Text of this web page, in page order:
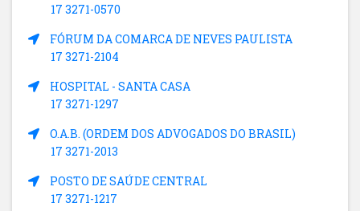
17 3271-0570
FÓRUM DA COMARCA DE NEVES PAULISTA
17 3271-2104
HOSPITAL - SANTA CASA
17 3271-1297
O.A.B. (ORDEM DOS ADVOGADOS DO BRASIL)
17 3271-2013
POSTO DE SAÚDE CENTRAL
17 3271-1217